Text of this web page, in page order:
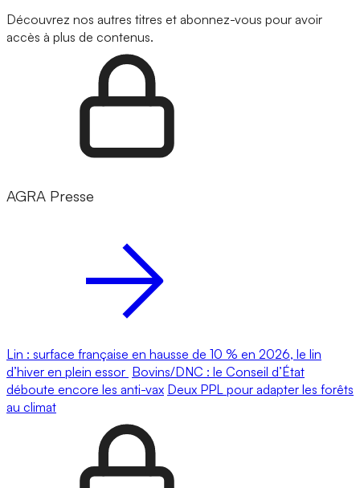
Découvrez nos autres titres et abonnez-vous pour avoir
accès à plus de contenus.
AGRA Presse
Lin : surface française en hausse de 10 % en 2026, le lin
d’hiver en plein essor Bovins/DNC : le Conseil d’État
déboute encore les anti-vax Deux PPL pour adapter les forêts
au climat